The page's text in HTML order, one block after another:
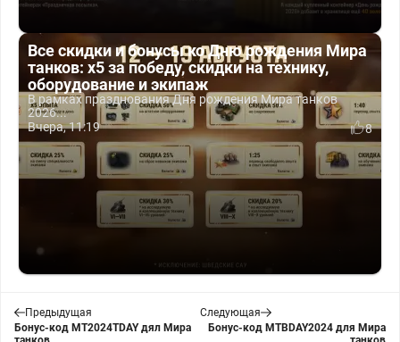
Все скидки и бонусы ко Дню рождения Мира
танков: x5 за победу, скидки на технику,
оборудование и экипаж
В рамках празднования Дня рождения Мира танков
2026...
Вчера, 11:19
8
Предыдущая
Бонус-код MT2024TDAY дял Мира
Следующая
Бонус-код MTBDAY2024 для Мира